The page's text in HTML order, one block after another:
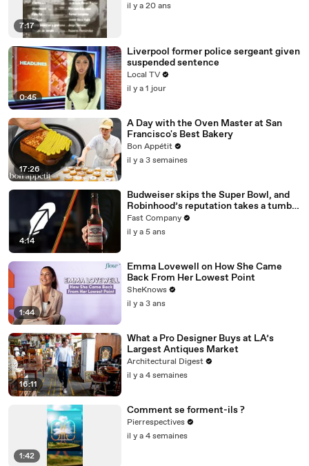
7:17
il y a 20 ans
0:45
Liverpool former police sergeant given
suspended sentence
Local TV
il y a 1 jour
17:26
A Day with the Oven Master at San
Francisco's Best Bakery
Bon Appétit
il y a 3 semaines
4:14
Budweiser skips the Super Bowl, and
Robinhood’s reputation takes a tumble
—brand hit and miss of the week
Fast Company
il y a 5 ans
1:44
Emma Lovewell on How She Came
Back From Her Lowest Point
SheKnows
il y a 3 ans
16:11
What a Pro Designer Buys at LA’s
Largest Antiques Market
Architectural Digest
il y a 4 semaines
1:42
Comment se forment-ils ?
Pierrespectives
il y a 4 semaines